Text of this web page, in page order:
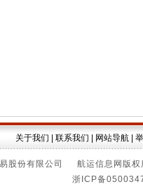
关于我们 联系我们 网站导航
易股份有限公司 航运信息网版
浙ICP备